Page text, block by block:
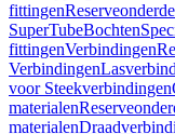
fittingen
SuperTubeBochten
fittingenVerbindingen
Verbindingen
voor Steekverbindingen
materialen
materialen